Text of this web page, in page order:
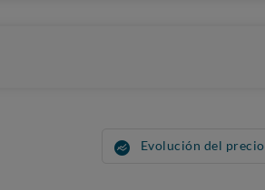
Evolución del precio